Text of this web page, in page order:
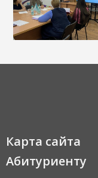
Карта сайта
Абитуриенту